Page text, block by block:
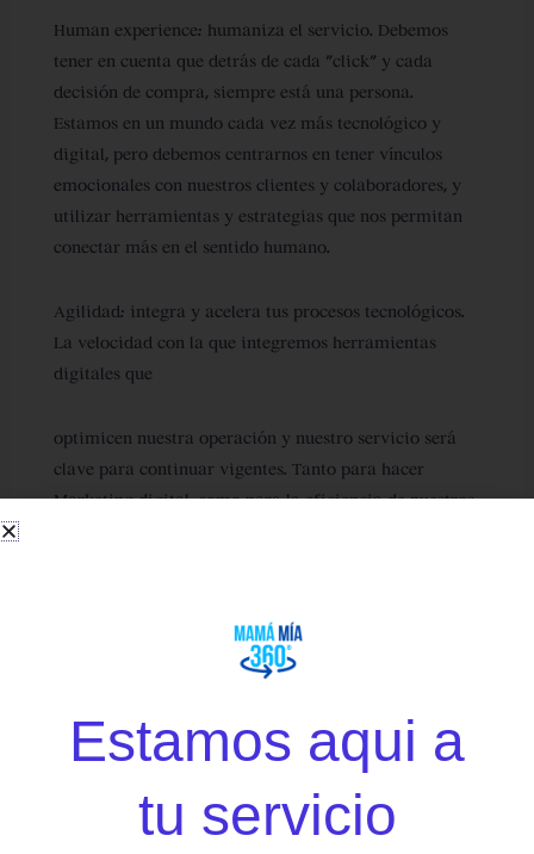
Human experience: humaniza el servicio. Debemos
tener en cuenta que detrás de cada “click” y cada
decisión de compra, siempre está una persona.
Estamos en un mundo cada vez más tecnológico y
digital, pero debemos centrarnos en tener vínculos
emocionales con nuestros clientes y colaboradores, y
utilizar herramientas y estrategias que nos permitan
conectar más en el sentido humano.
Agilidad: integra y acelera tus procesos tecnológicos.
La velocidad con la que integremos herramientas
digitales que
optimicen nuestra operación y nuestro servicio será
clave para continuar vigentes. Tanto para hacer
Marketing digital, como para la eficiencia de nuestros
La interacción entre empresas, personas y marcas
continuará siendo tendencia este 2021. Hoy más que
y pueden convertirse en embajadores y colaboradores
de nuestras estrategias y esfuerzos de mercadotecnia.
cumple tus promesas. La fidelización de los
Estamos aqui a
tu servicio